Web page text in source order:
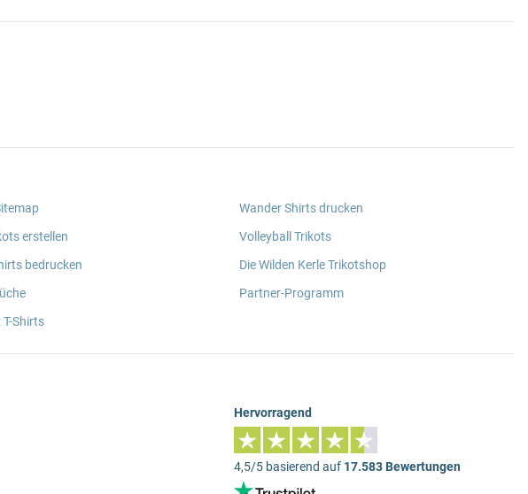
erstellen
bedrucken
Shirts
Wander Shirts drucken
Volleyball Trikots
Die Wilden Kerle Trikotshop
Partner-Programm
Hervorragend
4,5/5 basierend auf 17.583 Bewertungen